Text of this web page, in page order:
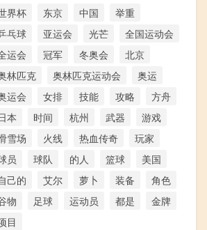
界杯 东京 中国
举重
乓球
亚运会 光芒
全国运动会
运会
冠军 冬奥会
北京
林匹克
奥林匹克运动会
奥运
运会
女排 技能 攻略
方舟
本
时间 杭州 武器
游戏
雪场
火线 热血传奇
玩家
员
球队 的人 篮球
美国
己的
艾尔 萝卜 装备
角色
物
足球 运动员 都是
金牌
目